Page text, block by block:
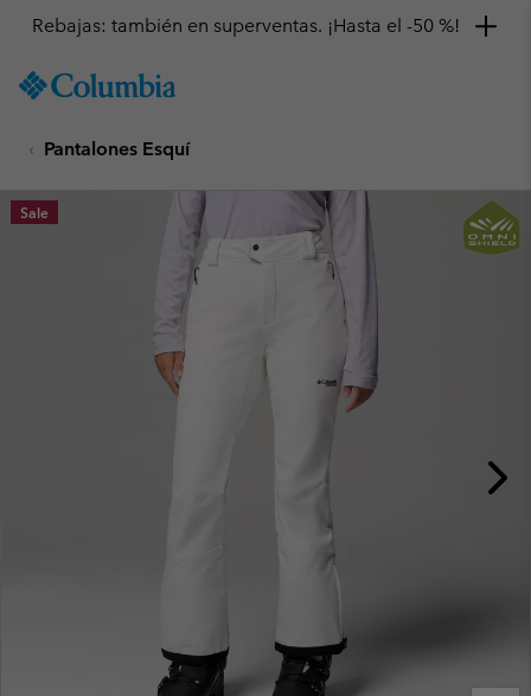
TO
SKIP
MAIN
NAV
Rebajas: también en superventas. ¡Hasta el -50 %!
Pantalones Esquí
Sale